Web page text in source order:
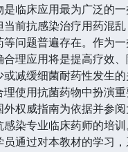
临床应用最为广泛的一
前抗感染治疗用药混乱
等问题普遍存在。作为
合理应用将是提高疗效
或减缓细菌耐药性发生
使用抗菌药物中扮演重
权威指南为依据并参
感染专业临床药师的培
员通过对本教材的学习